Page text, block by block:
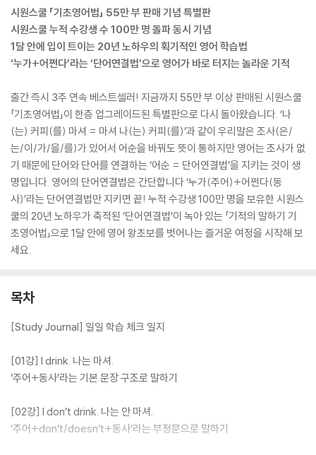
시원스쿨 「기초영어법」 55만 부 판매 기념 특별판
시원스쿨 누적 수강생 수 100만 명 돌파 동시 기념
1달 안에 입이 트이는 20년 노하우의 획기적인 영어 학습법
‘누가+어쩐다’라는 ‘단어연결법’으로 영어가 바로 터지는 놀라운 기적
출간 즉시 3주 연속 베스트셀러! 지금까지 55만 부 이상 판매된 시원스쿨
「기초영어법」이 한층 업그레이드된 특별판으로 다시 돌아왔습니다. ‘나
(는) 커피(를) 마셔 = 마셔 나(는) 커피(를)’과 같이 우리말은 조사(은/
는/이/가/을/를)가 있어서 어순을 바꿔도 뜻이 통하지만 영어는 조사가 없
기 때문에 단어와 단어를 연결하는 ‘어순 = 단어연결법’을 지키는 것이 생
명입니다. 영어의 단어연결법은 간단합니다 ‘누가(주어)+어쩐다(동
사)’라는 단어연결법만 지키면 끝! 누적 수강생 100만 명을 보유한 시원스
쿨의 20년 노하우가 축적된 ‘단어연결법’이 녹아 있는 「기적의 말하기 기
초영어법」으로 1달 안에 영어 왕초보를 벗어나는 즐거운 여정을 시작해 보
세요.
목차
[Study Journal] 일일 학습 체크 일지
[01강] I drink. 나는 마셔.
‘주어+동사’라는 기본 문장 구조로 말하기
[02강] I don’t drink. 나는 안 마셔.
‘주어+don’t/doesn’t+동사’라는 부정문으로 말하기